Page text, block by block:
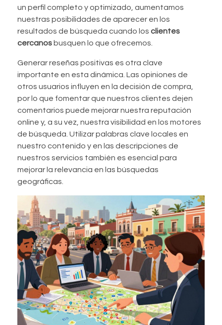
un perfil completo y optimizado, aumentamos
nuestras posibilidades de aparecer en los
resultados de búsqueda cuando los clientes
cercanos busquen lo que ofrecemos.
Generar reseñas positivas es otra clave
importante en esta dinámica. Las opiniones de
otros usuarios influyen en la decisión de compra,
por lo que fomentar que nuestros clientes dejen
comentarios puede mejorar nuestra reputación
online y, a su vez, nuestra visibilidad en los motores
de búsqueda. Utilizar palabras clave locales en
nuestro contenido y en las descripciones de
nuestros servicios también es esencial para
mejorar la relevancia en las búsquedas
geográficas.